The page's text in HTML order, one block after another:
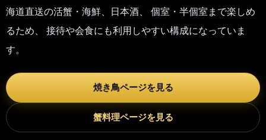
海道直送の活蟹・海鮮、日本酒、 個室・半個室まで楽しめ
るため、 接待や会食にも利用しやすい構成になっていま
す。
焼き鳥ページを見る
蟹料理ページを見る